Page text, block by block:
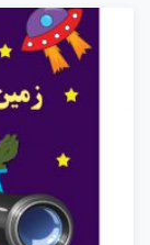
م
ت
ی
ا
ز
0
ر
ی